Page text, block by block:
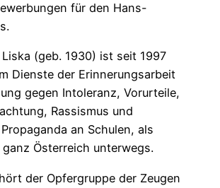
für den Hans-
Liska (geb. 1930) ist seit 1997
Dienste der Erinnerungsarbeit
gegen Intoleranz, Vorurteile,
Rassismus und
an Schulen, als
Österreich unterwegs.
der Opfergruppe der Zeugen